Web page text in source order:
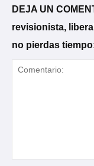
DEJA UN
revisionista,
no pierdas